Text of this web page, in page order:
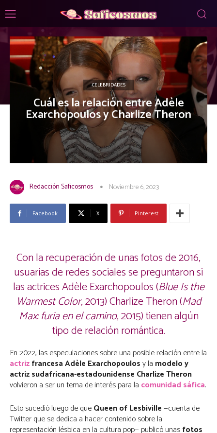
CELEBRIDADES
Cuál es la relación entre Adèle
Exarchopoulos y Charlize Theron
Redacción Saficosmos Noviembre 6, 2023
Facebook X Pinterest
Con la recuperación de unas fotos de 2016,
usuarias de redes sociales se preguntaron si
las actrices Adèle Exarchopoulos (Blue Is the
Warmest Color,2013) Charlize Theron (Mad
Max: furia en el camino, 2015) tienen algún
tipo de relación romántica.
En 2022, las especulaciones sobre una posible relación entre la
actrizfrancesaAdèle Exarchopoulosy la modelo y
actriz sudafricana-estadounidense Charlize Theron
volvieron a ser un tema de interés para la comunidad sáfica.
Esto sucedió luego de queQueen of Lesbiville—cuenta de
Twitter que se dedica a hacer contenido sobre la
representación lésbica en la cultura pop— publicó unasfotos